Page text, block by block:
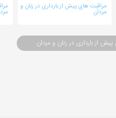
مراقبت های پیش از بارداری در زنان و
مردان
از بارداری در زنان و مردان